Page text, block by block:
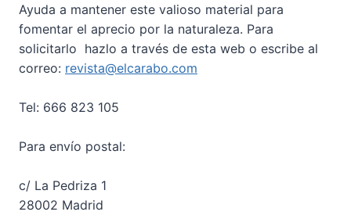
Ayuda a mantener este valioso material para
fomentar el aprecio por la naturaleza. Para
solicitarlo hazlo a través de esta web o escribe al
correo: revista@elcarabo.com
Tel: 666 823 105
Para envío postal:
c/ La Pedriza 1
28002 Madrid